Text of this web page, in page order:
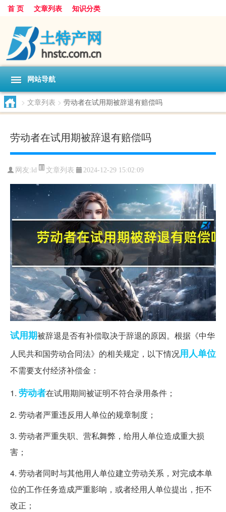
首 页 文章列表 知识分类
网站导航
> 文章列表 > 劳动者在试用期被辞退有赔偿吗
劳动者在试用期被辞退有赔偿吗
网友:ld 文章列表 2024-12-29 15:02:09
试用期被辞退是否有补偿取决于辞退的原因。根据《中华
人民共和国劳动合同法》的相关规定，以下情况用人单位
不需要支付经济补偿金：
1. 劳动者在试用期间被证明不符合录用条件；
2. 劳动者严重违反用人单位的规章制度；
3. 劳动者严重失职、营私舞弊，给用人单位造成重大损
害；
4. 劳动者同时与其他用人单位建立劳动关系，对完成本单
位的工作任务造成严重影响，或者经用人单位提出，拒不
改正；